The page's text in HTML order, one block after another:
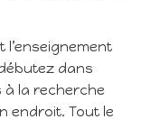
dans
à la recherche
endroit. Tout le